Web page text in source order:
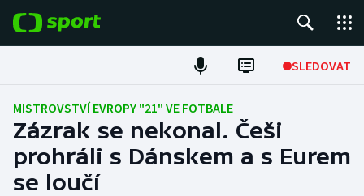
SLEDOVAT
Fotbal
Hokej
Tenis
MISTROVSTVÍ EVROPY "21" VE FOTBALE
Zázrak se nekonal. Češi
prohráli s Dánskem a s Eurem
se loučí